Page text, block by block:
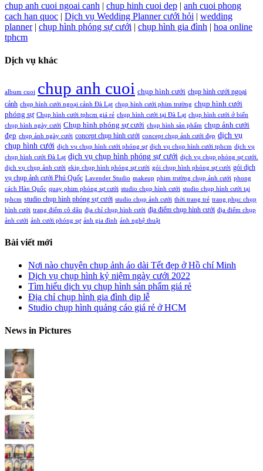
chup anh cuoi ngoai canh | chup hinh cuoi dep | anh cuoi phong
cach han quoc | Dịch vụ Wedding Planner cưới hỏi | wedding
planner| chụp hình phóng sự cưới | chụp hình gia đình | hoa online
tphcm
Dịch vụ khác
album cuoi chup anh cuoi chụp hình cưới chụp hình cưới ngoại
cảnh chụp hình cưới ngoại cảnh Đà Lạt chụp hình cưới phim trường chụp hình cưới
phóng sự Chụp hình cưới tphcm giá rẻ chụp hình cưới tại Đà Lạt chụp hình cưới ở biển
chụp hình ngày cưới Chụp hình phóng sự cưới chụp hình sản phẩm chụp ảnh cưới
đẹp chụp ảnh ngày cưới concept chụp hình cưới concept chụp ảnh cưới đẹp dịch vụ
chụp hình cưới dịch vụ chụp hình cưới phóng sự dịch vụ chụp hình cưới tphcm dịch vụ
chụp hình cưới Đà Lạt dịch vụ chụp hình phóng sự cưới dịch vụ chụp phóng sự cưới.
dịch vụ chụp ảnh cưới ekip chụp hình phóng sự cưới gói chụp hình phóng sự cưới gói dịch
vụ chụp ảnh cưới Phú Quốc Lavender Studio makeup phim trường chụp ảnh cưới phong
cách Hàn Quốc quay phim phóng sự cưới studio chụp hình cưới studio chụp hình cưới tại
tphcm studio chụp hình phóng sự cưới studio chụp ảnh cưới thời trang trẻ trang phục chụp
hình cưới trang điểm cô dâu địa chỉ chụp hình cưới địa điểm chụp hình cưới địa điểm chụp
ảnh cưới ảnh cưới phóng sự ảnh gia đình ảnh nghệ thuật
Bài viết mới
Nơi nào chuyên chụp ảnh áo dài Tết đẹp ở Hồ chí Minh
Dịch vụ chụp hình kỷ niệm ngày cưới 2022
Tìm hiểu dịch vụ chụp hình sản phẩm giá rẻ
Địa chỉ chụp hình gia đình dịp lễ
Studio chụp hình quảng cáo giá rẻ ở HCM
News in Pictures